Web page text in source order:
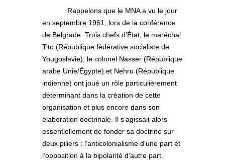
Rappelons que le MNA a vu le jour
en septembre 1961, lors de la conférence
de Belgrade. Trois chefs d’État, le maréchal
Tito (République fédérative socialiste de
Yougoslavie), le colonel Nasser (République
arabe Unie/Égypte) et Nehru (République
indienne) ont joué un rôle particulièrement
déterminant dans la création de cette
organisation et plus encore dans son
élaboration doctrinale. Il s’agissait alors
essentiellement de fonder sa doctrine sur
deux piliers : l’anticolonialisme d’une part et
l’opposition à la bipolarité d’autre part.